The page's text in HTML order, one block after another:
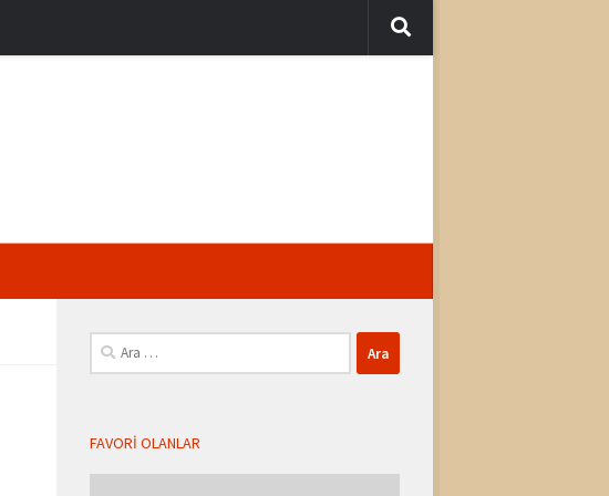
Arama:
FAVORI OLANLAR